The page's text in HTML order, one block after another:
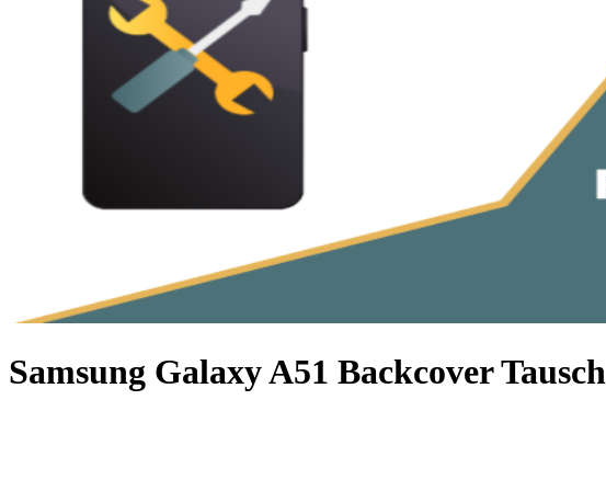
Samsung Galaxy A51 Backcover Tausch